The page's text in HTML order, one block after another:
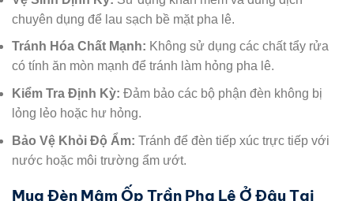
chuyên dụng để lau sạch bề mặt pha lê.
Tránh Hóa Chất Mạnh: Không sử dụng các chất tẩy rửa
có tính ăn mòn mạnh để tránh làm hỏng pha lê.
Kiểm Tra Định Kỳ: Đảm bảo các bộ phận đèn không bị
lỏng lẻo hoặc hư hỏng.
Bảo Vệ Khỏi Độ Ẩm: Tránh để đèn tiếp xúc trực tiếp với
nước hoặc môi trường ẩm ướt.
Mua Đèn Mâm Ốp Trần Pha Lê Ở Đâu Tại